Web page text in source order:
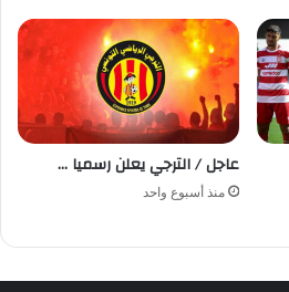
عاجل / الترجي يعلن رسميا …
منذ أسبوع واحد